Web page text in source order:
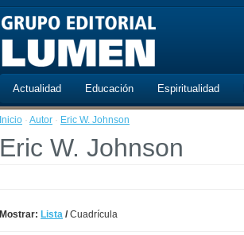
Actualidad Educación Espiritualidad
Inicio · Autor · Eric W. Johnson
Eric W. Johnson
Mostrar: Lista /Cuadrícula